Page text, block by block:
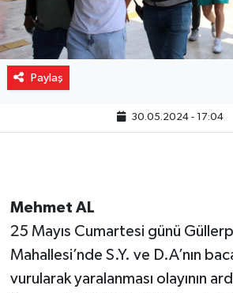
Paylaş
30.05.2024 - 17:04
Mehmet AL
25 Mayıs Cumartesi günü
Mahallesi’nde S.Y. ve D.A’nın
vurularak yaralanması olayının
Spor
Turizm